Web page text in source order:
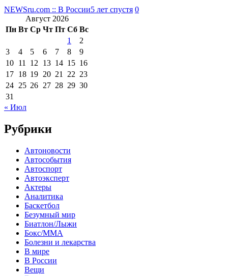
NEWSru.com :: В России5 лет спустя 0
Август 2026
Пн Вт Ср Чт Пт Сб Вс
1
2
3
4 5 6 7 8
9
10 11 12 13 14 15 16
17 18 19 20 21 22 23
24 25 26 27 28 29 30
31
« Июл
Рубрики
Автоновости
Автособытия
Автоспорт
Автоэксперт
Актеры
Аналитика
Баскетбол
Безумный мир
Биатлон/Лыжи
Бокс/MMA
Болезни и лекарства
В мире
В России
Вещи